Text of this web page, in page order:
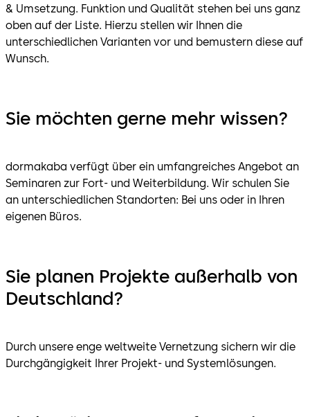
& Umsetzung. Funktion und Qualität stehen bei uns ganz
oben auf der Liste. Hierzu stellen wir Ihnen die
unterschiedlichen Varianten vor und bemustern diese auf
Wunsch.
Sie möchten gerne mehr wissen?
dormakaba verfügt über ein umfangreiches Angebot an
Seminaren zur Fort- und Weiterbildung. Wir schulen Sie
an unterschiedlichen Standorten: Bei uns oder in Ihren
eigenen Büros.
Sie planen Projekte außerhalb von
Deutschland?
Durch unsere enge weltweite Vernetzung sichern wir die
Durchgängigkeit Ihrer Projekt- und Systemlösungen.